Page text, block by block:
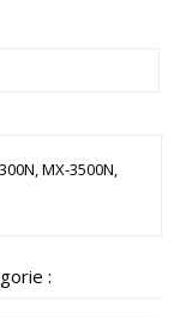
MX-3500N,
: